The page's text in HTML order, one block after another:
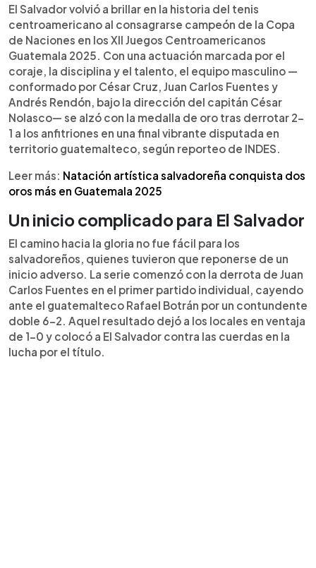
Escuchar artículo
El Salvador conquistó la medalla de oro en la
Copa de Naciones de tenis de los Juegos
Centroamericanos Guatemala 2025. El equipo
masculino, integrado por César Cruz, Juan Carlos
Fuentes y Andrés Rendón, venció 2-1 a Guatemala
en la final. Tras la derrota inicial de Fuentes ante
Rafael Botrán, Cruz igualó la serie al superar a
Sebastián Domínguez, y en el decisivo dobles,
Cruz y Fuentes sellaron el triunfo 6-4 y 6-3. El
capitán César Nolasco destacó el esfuerzo del
equipo, que también sumó medallas en
individuales y dobles, cerrando con broche de oro
una actuación histórica para el tenis salvadoreño.
El Salvador volvió a brillar en la historia del tenis
centroamericano al consagrarse campeón de la Copa
de Naciones en los XII Juegos Centroamericanos
Guatemala 2025. Con una actuación marcada por el
coraje, la disciplina y el talento, el equipo masculino —
conformado por César Cruz, Juan Carlos Fuentes y
Andrés Rendón, bajo la dirección del capitán César
Nolasco— se alzó con la medalla de oro tras derrotar 2-
1 a los anfitriones en una final vibrante disputada en
territorio guatemalteco, según reporteo de INDES.
Leer más: Natación artística salvadoreña conquista dos
oros más en Guatemala 2025
Un inicio complicado para El Salvador
El camino hacia la gloria no fue fácil para los
salvadoreños, quienes tuvieron que reponerse de un
inicio adverso. La serie comenzó con la derrota de Juan
Carlos Fuentes en el primer partido individual, cayendo
ante el guatemalteco Rafael Botrán por un contundente
doble 6-2. Aquel resultado dejó a los locales en ventaja
de 1-0 y colocó a El Salvador contra las cuerdas en la
lucha por el título.